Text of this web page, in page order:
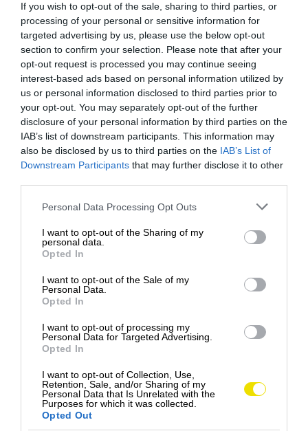
If you wish to opt-out of the sale, sharing to third parties, or
processing of your personal or sensitive information for
targeted advertising by us, please use the below opt-out
section to confirm your selection. Please note that after your
opt-out request is processed you may continue seeing
interest-based ads based on personal information utilized by
us or personal information disclosed to third parties prior to
your opt-out. You may separately opt-out of the further
disclosure of your personal information by third parties on the
IAB’s list of downstream participants. This information may
also be disclosed by us to third parties on the IAB’s List of
Downstream Participants that may further disclose it to other
Please note that this website/app uses one or more Google
not limited to your visit or usage behaviour. You may click to
grant or deny consent to Google and its third-party tags to
use your data for below specified purposes in below Google
consent section.
Personal Data Processing Opt Outs
I want to opt-out of the Sharing of my
personal data.
Opted In
I want to opt-out of the Sale of my
Personal Data.
Opted In
I want to opt-out of processing my
Personal Data for Targeted Advertising.
Opted In
I want to opt-out of Collection, Use,
Retention, Sale, and/or Sharing of my
Personal Data that Is Unrelated with the
Purposes for which it was collected.
Opted Out
Moderné tipy proti krádeži vozidiel
Nepodceňujte základné opatrenia a moderné